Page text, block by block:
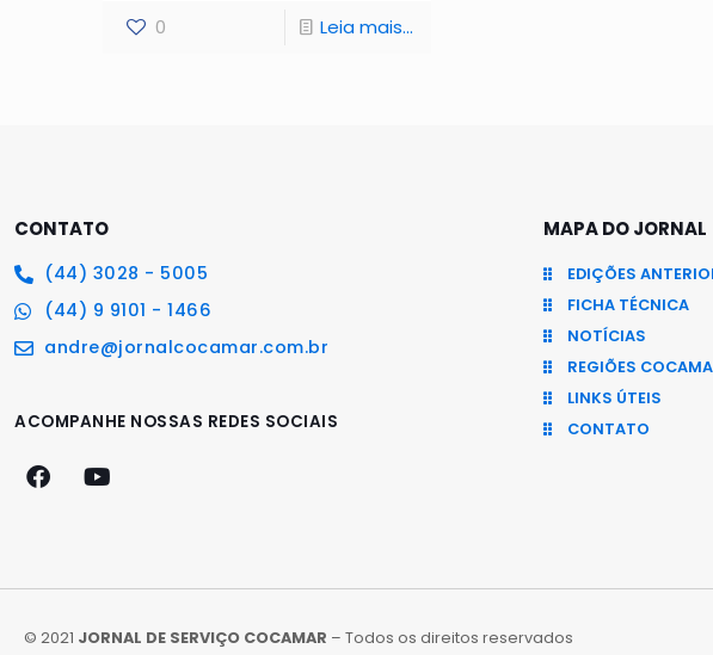
0 Leia mais...
CONTATO
(44) 3028 - 5005
(44) 9 9101 - 1466
andre@jornalcocamar.com.br
ACOMPANHE NOSSAS REDES SOCIAIS
MAPA DO JORNAL
EDIÇÕES
FICHA TÉCNICA
NOTÍCIAS
REGIÕES
LINKS ÚTEIS
CONTATO
© 2021 JORNAL DE SERVIÇO COCAMAR – Todos os direitos reservados